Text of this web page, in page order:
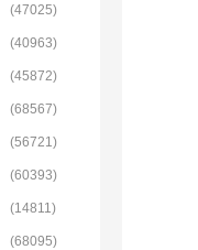
(47025)
(40963)
(45872)
(68567)
(56721)
(60393)
(14811)
(68095)